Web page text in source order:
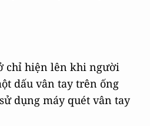
chỉ hiện lên khi người
dấu vân tay trên ống
dụng máy quét vân tay